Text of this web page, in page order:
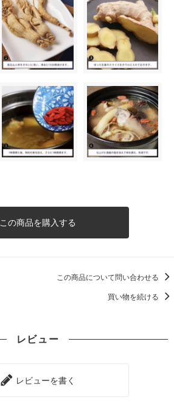
この商品を購入する
この商品について問い合わせる
買い物を続ける
レビュー
レビューを書く